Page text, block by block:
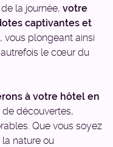
la journée, votre
captivantes et
, vous plongeant ainsi
autrefois le cœur du
à votre hôtel en
découvertes,
Que vous soyez
la nature ou